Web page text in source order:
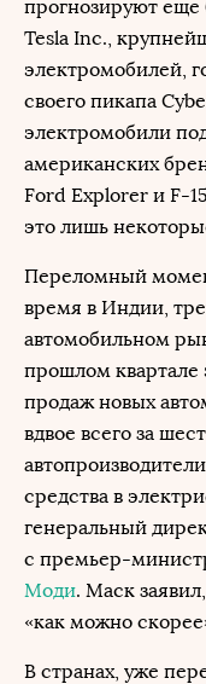
прогнозируют еще
Tesla Inc.,
электромобилей,
своего пикапа
электромобили
американских
Ford Explorer и F-
это лишь
Переломный
время в Индии,
автомобильном
прошлом квартале
продаж новых
вдвое всего за
средства в
генеральный
с премьер-
Моди. Маск
«как можно
В странах, уже